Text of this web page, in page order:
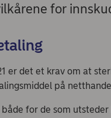
for
er det et krav om at
på
både for de som